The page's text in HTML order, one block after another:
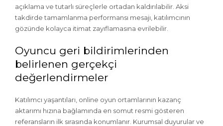
açıklama ve tutarlı süreçlerle ortadan kaldırılabilir. Aksi
takdirde tamamlanma performansı mesajı, katılımcının
gözünde kolayca itimat zayıflamasına evrilebilir.
Oyuncu geri bildirimlerinden
belirlenen gerçekçi
değerlendirmeler
Katılımcı yaşantıları, online oyun ortamlarının kazanç
aktarımı hızına bağlamında en somut resmi gösteren
referansların ilk sırasında konumlanır. Kurumsal duyurular ve